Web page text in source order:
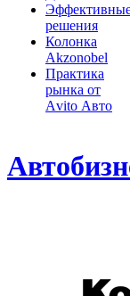
решения
Колонка
Akzonobel
Практика
рынка от
Аvito Авто